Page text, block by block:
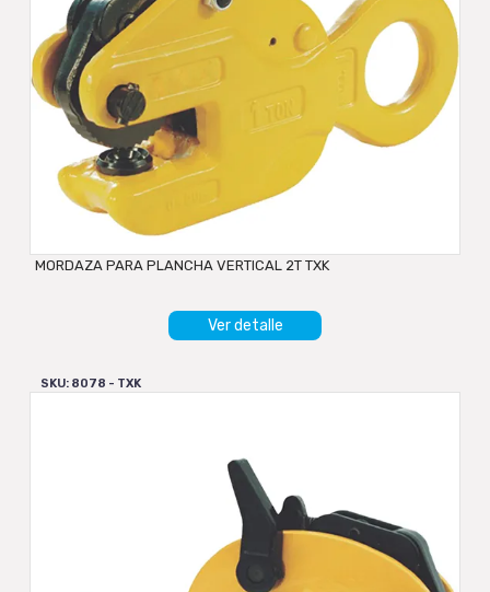
MORDAZA PARA PLANCHA VERTICAL 2T TXK
Ver detalle
SKU: 8078 - TXK